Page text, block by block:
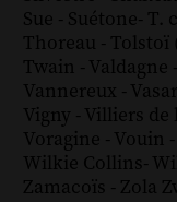
Sue - Suétone- T.
Thoreau - Tolstoï
Twain - Valdagne -
Vannereux -
Vigny - Villiers de
Voragine - Vouin -
Wilkie Collins-
Zamacoïs - Zola